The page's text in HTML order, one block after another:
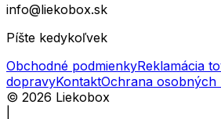
info@liekobox.sk
Píšte kedykoľvek
Obchodné podmienkyReklamácia
dopravyKontaktOchrana osobných
© 2026 Liekobox